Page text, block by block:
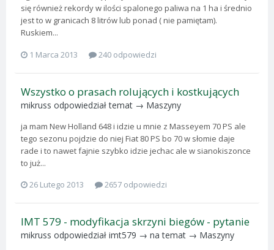
się również rekordy w ilości spalonego paliwa na 1 ha i średnio
jest to w granicach 8 litrów lub ponad ( nie pamiętam).
Ruskiem...
1 Marca 2013
240 odpowiedzi
Wszystko o prasach rolujących i kostkujących
mikruss odpowiedział temat → Maszyny
ja mam New Holland 648 i idzie u mnie z Masseyem 70 PS ale
tego sezonu pojdzie do niej Fiat 80 PS bo 70 w słomie daje
rade i to nawet fajnie szybko idzie jechac ale w sianokiszonce
to już...
26 Lutego 2013
2657 odpowiedzi
IMT 579 - modyfikacja skrzyni biegów - pytanie
mikruss odpowiedział imt579 → na temat → Maszyny